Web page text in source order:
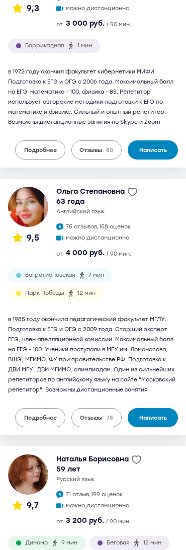
9,3
можно дистанционно
от 3 000 руб. / 90 мин.
Баррикадная 1 мин
в 1972 году окончил факультет кибернетики МИФИ.
Подготовка к ЕГЭ и ОГЭ с 2006 года. Максимальный балл
на ЕГЭ: математика - 100, физика - 85. Репетитор
использует авторские методики подготовки к ЕГЭ по
математике и физике. Сильный и опытный репетитор.
Возможны дистанционные занятия по Skype и Zoom
Подробнее Отзывы 80 Написать
9,5
Ольга Степановна
63 года
английский язык
75 отзывов,158 оценок
можно дистанционно
от 4 000 руб. / 90 мин.
Багратионовская 7 мин
Парк Победы 12 мин
в 1985 году окончила педагогический факультет МГЛУ.
Подготовка к ЕГЭ и ОГЭ с 2009 года. Старший эксперт
ЕГЭ, член апелляционной комиссии. Максимальный балл
на ЕГЭ - 100. Ученики поступали в МГУ им. Ломоносова,
ВШЭ, МГИМО, ФУ при правительстве РФ. Подготовка к
ДВИ МГУ, ДВИ МГИМО, олимпиадам. Один из сильнейших
репетиторов по английскому языку на сайте "Московский
репетитор". Возможны дистанционные занятия
Подробнее Отзывы 75 Написать
9,7
Наталья Борисовна
59 лет
русский язык
71 отзыв,199 оценок
можно дистанционно
от 3 200 руб. / 90 мин.
Динамо 9 мин Беговая 12 мин